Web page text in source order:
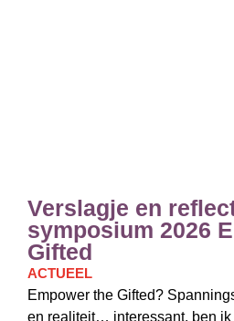
ACTUEEL
Verslagje en
symposium 2026
Gifted
Empower the Gifted?
en realiteit… interessant, ben ik